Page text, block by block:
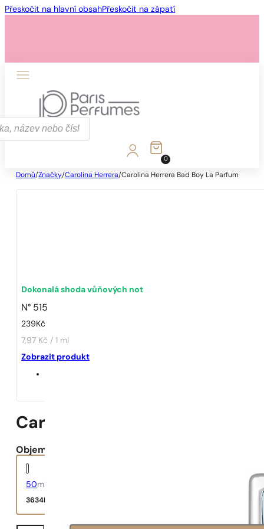
Přeskočit na hlavní obsahPřeskočit na zápatí
0
Domů/Značky/Carolina Herrera/Carolina Herrera Bad Boy La Parfum
Dokonalá shoda vůňových not
N° 515
239 Kč
7,97 Kč / 1 ml
Zobrazit produkt
Carolina Herrera Bad Boy La
Objem:
50ml
3634